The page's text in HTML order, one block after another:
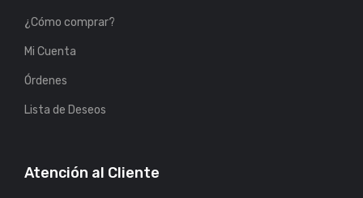
¿Cómo comprar?
Mi Cuenta
Órdenes
Lista de Deseos
Atención al Cliente